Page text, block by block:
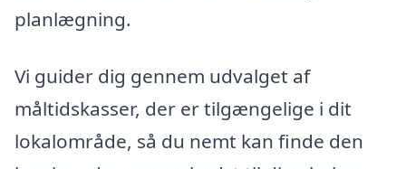
planlægning.
Vi guider dig gennem udvalget af
måltidskasser, der er tilgængelige i dit
lokalområde, så du nemt kan finde den